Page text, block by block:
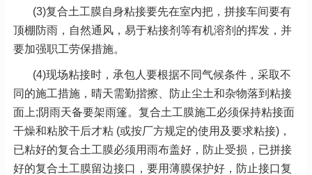
(3)复合土工膜自身粘接要先在室内把，拼接车间要有
顶棚防雨，自然通风，易于粘接剂等有机溶剂的挥发，并
要加强职工劳保措施。
(4)现场粘接时，承包人要根据不同气候条件，采取不
同的施工措施，晴天需勤揩擦、防止尘土和杂物落到粘接
面上;阴雨天备要架雨篷。复合土工膜施工必须保持粘接面
干燥和粘胶干后才粘 (或按厂方规定的使用及要求粘接)，
已粘好的复合土工膜必须用雨布盖好，防止受损，已拼接
好的复合土工膜留边接口，要用薄膜保护好，防止接口复